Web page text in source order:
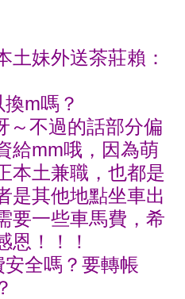
土妹外送茶莊賴：
換m嗎？
過的話部分偏
給mm哦，因為萌
本土兼職，也都是
是其他地點坐車出
要一些車馬費，希
恩！！！
安全嗎？要轉帳